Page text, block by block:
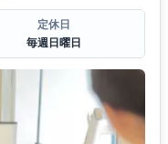
定休日
毎週日曜日